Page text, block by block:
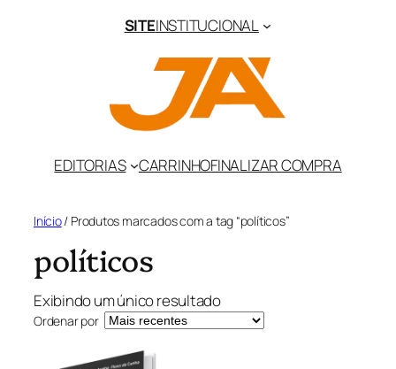
SITEINSTITUCIONAL
EDITORIAS CARRINHOFINALIZAR COMPRA
Início/ Produtos marcados com a tag “políticos”
políticos
Exibindo um único resultado
Ordenar por